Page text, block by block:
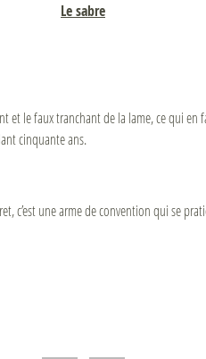
Le sabre
le faux tranchant de la lame, ce qui
cinquante ans.
c’est une arme de convention qui se